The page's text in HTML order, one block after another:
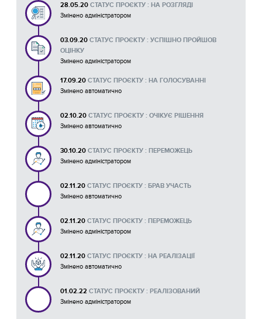
28.05.20 СТАТУС ПРОЄКТУ : НА РОЗГЛЯДІ
Змінено адміністратором
03.09.20 СТАТУС ПРОЄКТУ : УСПІШНО ПРОЙШОВ
ОЦІНКУ
Змінено адміністратором
17.09.20 СТАТУС ПРОЄКТУ : НА ГОЛОСУВАННІ
Змінено автоматично
02.10.20 СТАТУС ПРОЄКТУ : ОЧІКУЄ РІШЕННЯ
Змінено автоматично
30.10.20 СТАТУС ПРОЄКТУ : ПЕРЕМОЖЕЦЬ
Змінено адміністратором
02.11.20 СТАТУС ПРОЄКТУ : БРАВ УЧАСТЬ
Змінено автоматично
02.11.20 СТАТУС ПРОЄКТУ : ПЕРЕМОЖЕЦЬ
Змінено адміністратором
02.11.20 СТАТУС ПРОЄКТУ : НА РЕАЛІЗАЦІЇ
Змінено автоматично
01.02.22 СТАТУС ПРОЄКТУ : РЕАЛІЗОВАНИЙ
Змінено адміністратором